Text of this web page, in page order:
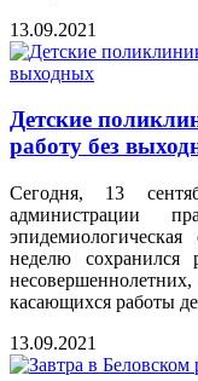
13.09.2021
Детские
работу без
Сегодня, 13
администрации
неделю
касающихся работы
13.09.2021